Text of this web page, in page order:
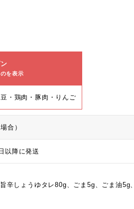
を表示
・鶏肉・豚肉・りんご
合）
以降に発送
辛しょうゆタレ80g、ごま5g、ごま油5g、